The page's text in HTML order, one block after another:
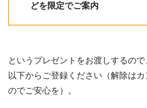
どを限定でご案内
というプレゼントをお渡しするの
以下からご登録ください（解除は
のでご安心を）。